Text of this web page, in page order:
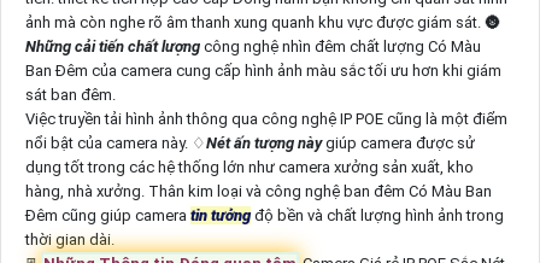
ảnh mà còn nghe rõ âm thanh xung quanh khu vực được giám sát. 🌚
Những cải tiến chất lượngcông nghệ nhìn đêm chất lượng Có Màu
Ban Đêm của camera cung cấp hình ảnh màu sắc tối ưu hơn khi giám
sát ban đêm.
Việc truyền tải hình ảnh thông qua công nghệ IP POE cũng là một điểm
nổi bật của camera này. ♢Nét ấn tượng nàygiúp camera được sử
dụng tốt trong các hệ thống lớn như camera xưởng sản xuất, kho
hàng, nhà xưởng. Thân kim loại và công nghệ ban đêm Có Màu Ban
Đêm cũng giúp camera tin tưởngđộ bền và chất lượng hình ảnh trong
thời gian dài.